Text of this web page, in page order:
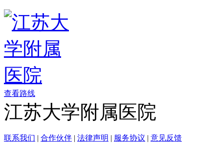
查看路线
江苏大学附属医院
联系我们 | 合作伙伴 | 法律声明 | 服务协议 | 意见反馈